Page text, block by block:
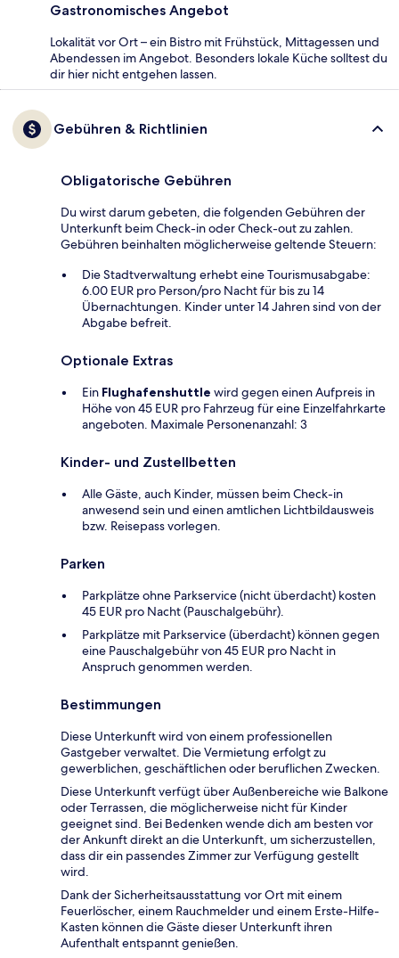
Gastronomisches Angebot
Lokalität vor Ort – ein Bistro mit Frühstück, Mittagessen und
Abendessen im Angebot. Besonders lokale Küche solltest du
dir hier nicht entgehen lassen.
Gebühren & Richtlinien
Obligatorische Gebühren
Du wirst darum gebeten, die folgenden Gebühren der
Unterkunft beim Check-in oder Check-out zu zahlen.
Gebühren beinhalten möglicherweise geltende Steuern:
Die Stadtverwaltung erhebt eine Tourismusabgabe:
6.00 EUR pro Person/pro Nacht für bis zu 14
Übernachtungen. Kinder unter 14 Jahren sind von der
Abgabe befreit.
Optionale Extras
Ein Flughafenshuttle wird gegen einen Aufpreis in
Höhe von 45 EUR pro Fahrzeug für eine Einzelfahrkarte
angeboten. Maximale Personenanzahl: 3
Kinder- und Zustellbetten
Alle Gäste, auch Kinder, müssen beim Check-in
anwesend sein und einen amtlichen Lichtbildausweis
bzw. Reisepass vorlegen.
Parken
Parkplätze ohne Parkservice (nicht überdacht) kosten
45 EUR pro Nacht (Pauschalgebühr).
Parkplätze mit Parkservice (überdacht) können gegen
eine Pauschalgebühr von 45 EUR pro Nacht in
Anspruch genommen werden.
Bestimmungen
Diese Unterkunft wird von einem professionellen
Gastgeber verwaltet. Die Vermietung erfolgt zu
gewerblichen, geschäftlichen oder beruflichen Zwecken.
Diese Unterkunft verfügt über Außenbereiche wie Balkone
oder Terrassen, die möglicherweise nicht für Kinder
geeignet sind. Bei Bedenken wende dich am besten vor
der Ankunft direkt an die Unterkunft, um sicherzustellen,
dass dir ein passendes Zimmer zur Verfügung gestellt
wird.
Dank der Sicherheitsausstattung vor Ort mit einem
Feuerlöscher, einem Rauchmelder und einem Erste-Hilfe-
Kasten können die Gäste dieser Unterkunft ihren
Aufenthalt entspannt genießen.